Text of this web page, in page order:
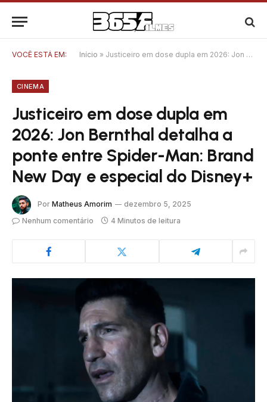
VOCÊ ESTÁ EM: Início » Justiceiro em dose dupla em 2026: Jon Bernthal detalha a ponte entre Spider-Man: Brand New Day e especial do Disney+
CINEMA
Justiceiro em dose dupla em
2026: Jon Bernthal detalha a
ponte entre Spider-Man: Brand
New Day e especial do Disney+
Por Matheus Amorim
dezembro 5, 2025
Nenhum comentário
4 Minutos de leitura